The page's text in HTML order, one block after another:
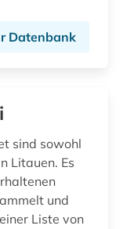
Datenbank
sind sowohl
Litauen. Es
und
Liste von